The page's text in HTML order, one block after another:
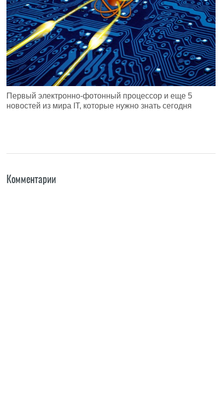
Первый электронно-фотонный процессор и еще 5
новостей из мира IT, которые нужно знать сегодня
Комментарии